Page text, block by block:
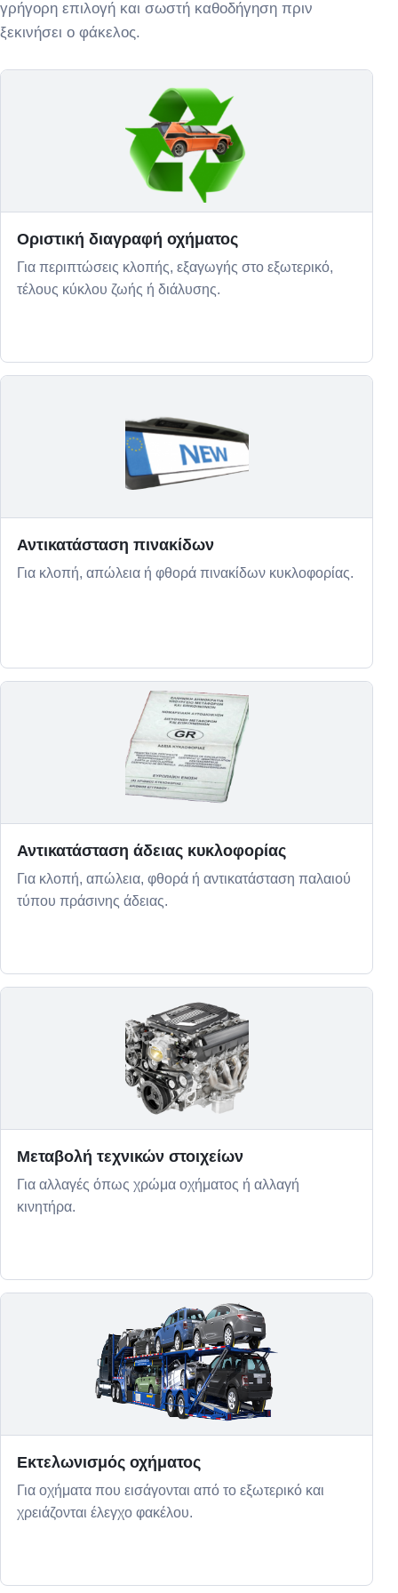
γρήγορη επιλογή και σωστή καθοδήγηση πριν
ξεκινήσει ο φάκελος.
Οριστική διαγραφή οχήματος
Για περιπτώσεις κλοπής, εξαγωγής στο εξωτερικό,
τέλους κύκλου ζωής ή διάλυσης.
Αντικατάσταση πινακίδων
Για κλοπή, απώλεια ή φθορά πινακίδων κυκλοφορίας.
Αντικατάσταση άδειας κυκλοφορίας
Για κλοπή, απώλεια, φθορά ή αντικατάσταση παλαιού
τύπου πράσινης άδειας.
Μεταβολή τεχνικών στοιχείων
Για αλλαγές όπως χρώμα οχήματος ή αλλαγή
κινητήρα.
Εκτελωνισμός οχήματος
Για οχήματα που εισάγονται από το εξωτερικό και
χρειάζονται έλεγχο φακέλου.